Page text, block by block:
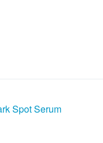
Spot Serum